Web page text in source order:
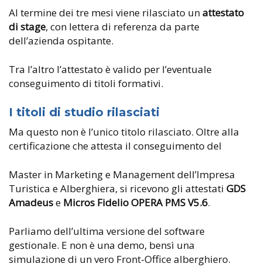
Al termine dei tre mesi viene rilasciato unattestato
di stage, con lettera di referenza da parte
dell’azienda ospitante.
Tra l’altro l’attestato è valido per l’eventuale
conseguimento di titoli formativi.
I titoli di studio rilasciati
Ma questo non è l’unico titolo rilasciato. Oltre alla
certificazione che attesta il conseguimento del
Master in Marketing e Management dell’Impresa
Turistica e Alberghiera, si ricevono gli attestati GDS
Amadeuse Micros Fidelio OPERA PMS V5.6.
Parliamo dell’ultima versione del software
gestionale. E non è una demo, bensì una
simulazione di un vero Front-Office alberghiero.